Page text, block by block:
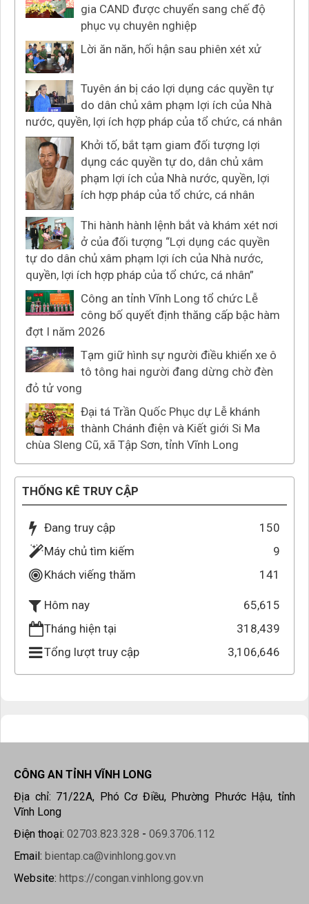
gia CAND được chuyển sang chế độ
phục vụ chuyên nghiệp
Lời ăn năn, hối hận sau phiên xét xử
Tuyên án bị cáo lợi dụng các quyền tự
do dân chủ xâm phạm lợi ích của Nhà
nước, quyền, lợi ích hợp pháp của tổ chức, cá nhân
Khởi tố, bắt tạm giam đối tượng lợi
dụng các quyền tự do, dân chủ xâm
phạm lợi ích của Nhà nước, quyền, lợi
ích hợp pháp của tổ chức, cá nhân
Thi hành hành lệnh bắt và khám xét nơi
ở của đối tượng “Lợi dụng các quyền
tự do dân chủ xâm phạm lợi ích của Nhà nước,
quyền, lợi ích hợp pháp của tổ chức, cá nhân”
Công an tỉnh Vĩnh Long tổ chức Lễ
công bố quyết định thăng cấp bậc hàm
đợt I năm 2026
Tạm giữ hình sự người điều khiển xe ô
tô tông hai người đang dừng chờ đèn
đỏ tử vong
Đại tá Trần Quốc Phục dự Lễ khánh
thành Chánh điện và Kiết giới Si Ma
chùa Sleng Cũ, xã Tập Sơn, tỉnh Vĩnh Long
THỐNG KÊ TRUY CẬP
Đang truy cập
150
Máy chủ tìm kiếm
9
Khách viếng thăm
141
Hôm nay
65,615
Tháng hiện tại
318,439
Tổng lượt truy cập
3,106,646
CÔNG AN TỈNH VĨNH LONG
Địa chỉ: 71/22A, Phó Cơ Điều, Phường Phước Hậu, tỉnh
Vĩnh Long
Điện thoại: 02703.823.328 - 069.3706.112
Email: bientap.ca@vinhlong.gov.vn
Website: https://congan.vinhlong.gov.vn